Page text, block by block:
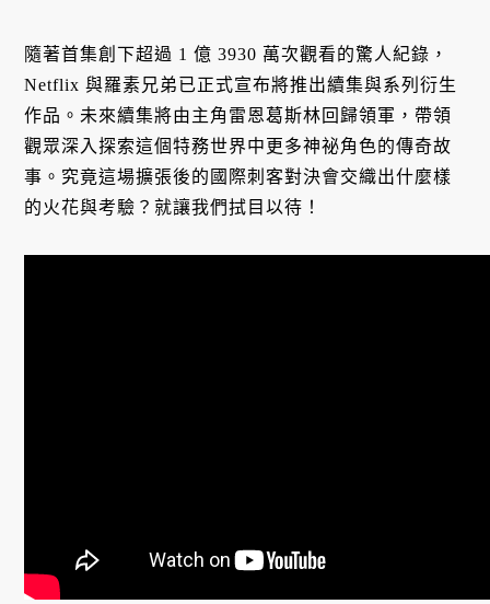
隨著首集創下超過 1 億 3930 萬次觀看的驚人紀錄，
Netflix 與羅素兄弟已正式宣布將推出續集與系列衍生
作品。未來續集將由主角雷恩葛斯林回歸領軍，帶領
觀眾深入探索這個特務世界中更多神祕角色的傳奇故
事。究竟這場擴張後的國際刺客對決會交織出什麼樣
的火花與考驗？就讓我們拭目以待！